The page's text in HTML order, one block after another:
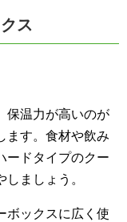
ス
保温力が高いのが
ます。食材や飲み
ードタイプのクー
ましょう。
ボックスに広く使